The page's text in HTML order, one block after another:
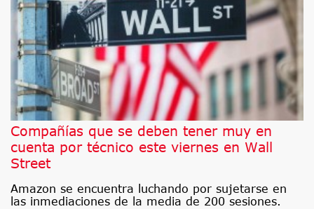
Compañías que se deben tener muy en
cuenta por técnico este viernes en Wall
Street
Amazon se encuentra luchando por sujetarse en
las inmediaciones de la media de 200 sesiones.